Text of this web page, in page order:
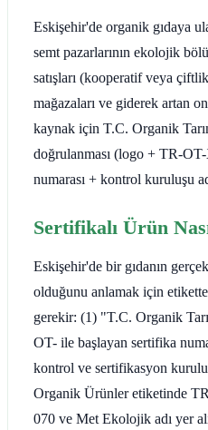
Eskişehir'de organik gıdaya
semt pazarlarının ekolojik
satışları (kooperatif veya
mağazaları ve giderek artan
kaynak için T.C. Organik
doğrulanması (logo + TR-
numarası + kontrol kuruluşu
Sertifikalı Ürün
Eskişehir'de bir gıdanın
olduğunu anlamak için
gerekir: (1) "T.C. Organik
OT- ile başlayan sertifika
kontrol ve sertifikasyon
Organik Ürünler etiketinde
070 ve Met Ekolojik adı yer